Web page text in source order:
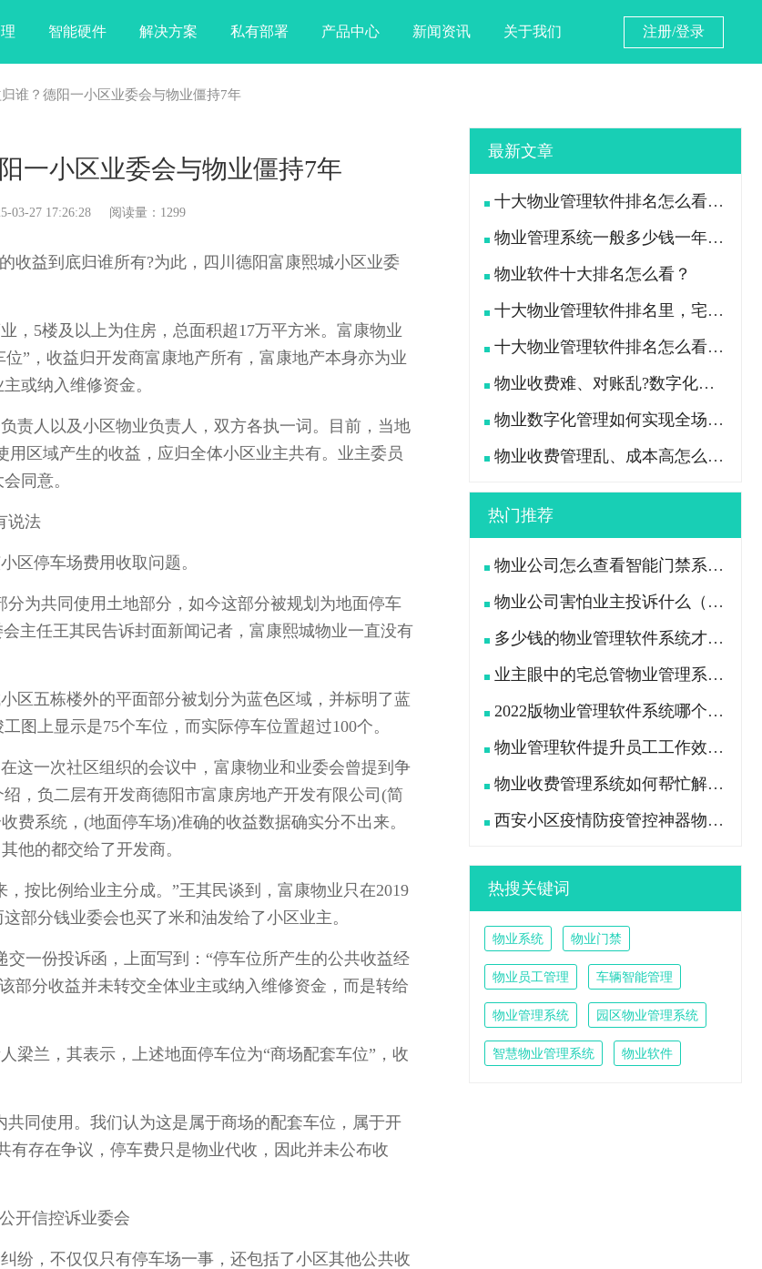
智能硬件 解决方案 私有部署 产品中心 新闻资讯 关于我们 注册/登录
谁？德阳一小区业委会与物业僵持7年
一小区业委会与物业僵持7年
03-27 17:26:28 阅读量：1299
益到底归谁所有?为此，四川德阳富康熙城小区业委
5楼及以上为住房，总面积超17万平方米。富康物业
”，收益归开发商富康地产所有，富康地产本身亦为业
或纳入维修资金。
人以及小区物业负责人，双方各执一词。目前，当地
区域产生的收益，应归全体小区业主共有。业主委员
同意。
说法
停车场费用收取问题。
为共同使用土地部分，如今这部分被规划为地面停车
主任王其民告诉封面新闻记者，富康熙城物业一直没有
五栋楼外的平面部分被划分为蓝色区域，并标明了蓝
图上显示是75个车位，而实际停车位置超过100个。
一次社区组织的会议中，富康物业和业委会曾提到争
，负二层有开发商德阳市富康房地产开发有限公司(简
费系统，(地面停车场)准确的收益数据确实分不出来。
他的都交给了开发商。
比例给业主分成。”王其民谈到，富康物业只在2019
部分钱业委会也买了米和油发给了小区业主。
一份投诉函，上面写到：“停车位所产生的公共收益经
部分收益并未转交全体业主或纳入维修资金，而是转给
兰，其表示，上述地面停车位为“商场配套车位”，收
同使用。我们认为这是属于商场的配套车位，属于开
有存在争议，停车费只是物业代收，因此并未公布收
开信控诉业委会
，不仅仅只有停车场一事，还包括了小区其他公共收
最新文章
十大物业管理软件排名怎么看？宅总管靠什么在榜上站住脚？
物业管理系统一般多少钱一年？宅总管一年费用多少？
物业软件十大排名怎么看？
十大物业管理软件排名里，宅总管凭什么被300多家物业公司选择？
十大物业管理软件排名怎么看？宅总管凭什么能进榜？
物业收费难、对账乱?数字化手段如何落地解决
物业数字化管理如何实现全场景高效管控？
物业收费管理乱、成本高怎么办？
热门推荐
物业公司怎么查看智能门禁系统中行人及车辆出入记录
物业公司害怕业主投诉什么（业主用什么办法“治”物业公司）
多少钱的物业管理软件系统才是功能全且好用的？
业主眼中的宅总管物业管理系统APP是什么样的?
2022版物业管理软件系统哪个好（挑选物业软件看这7点）
物业管理软件提升员工工作效率、减轻工作压力
物业收费管理系统如何帮忙解决物业公司收费困难问题
西安小区疫情防疫管控神器物业管理系统
热搜关键词
物业系统 物业门禁
物业员工管理 车辆智能管理
物业管理系统 园区物业管理系统
智慧物业管理系统 物业软件